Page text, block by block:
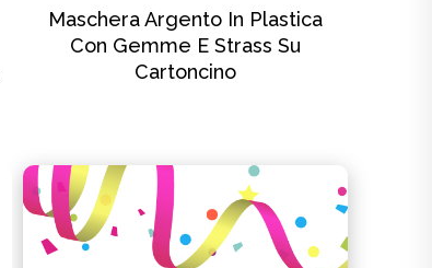
Maschera Argento In Plastica
Con Gemme E Strass Su
Cartoncino